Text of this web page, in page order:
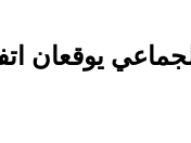
قرض بقيمة 150 مليون